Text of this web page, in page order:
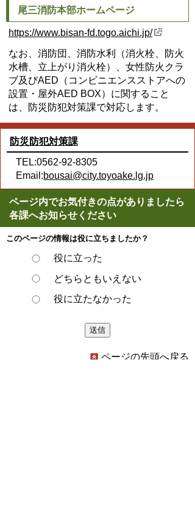
尾三消防本部ホームページ
https://www.bisan-fd.togo.aichi.jp/
なお、消防団、消防水利（消火栓、防火
水槽、立上がり消火栓）、女性防火クラ
ブ及びAED（コンビニエンスストアへの
設置・屋外AED BOX）に関すること
は、防災防犯対策課で対応します。
防災防犯対策課
TEL:0562-92-8305
Email:bousai@city.toyoake.lg.jp
ページ内でお気付きの点がありましたら
各課へお知らせください
このページの情報は役に立ちましたか？
役に立った
どちらともいえない
役に立たなかった
ページの先頭へ戻る